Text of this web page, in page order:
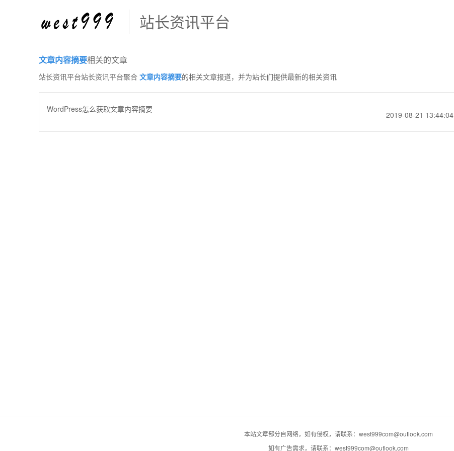
站长资讯平台
文章内容摘要相关的文章
站长资讯平台站长资讯平台聚合 文章内容摘要的相关文章报道，并为站长们提供最新的相关资讯
WordPress怎么获取文章内容摘要
2019-08-21 13:44:04
本站文章部分自网络，如有侵权，请联系：west999com@outlook.com
如有广告需求，请联系：west999com@outlook.com